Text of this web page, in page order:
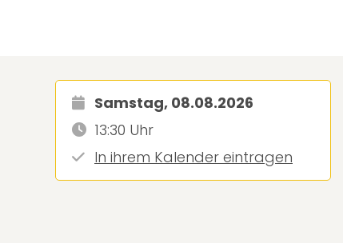
Samstag, 08.08.2026
13:30 Uhr
In ihrem Kalender eintragen